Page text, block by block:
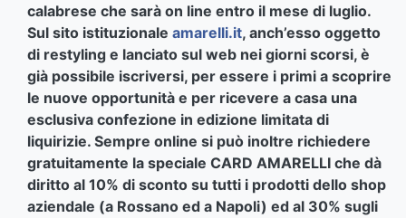
calabrese che sarà on line entro il mese di luglio.
Sul sito istituzionale amarelli.it, anch’esso oggetto
di restyling e lanciato sul web nei giorni scorsi, è
già possibile iscriversi, per essere i primi a scoprire
le nuove opportunità e per ricevere a casa una
esclusiva confezione in edizione limitata di
liquirizie. Sempre online si può inoltre richiedere
gratuitamente la speciale CARD AMARELLI che dà
diritto al 10% di sconto su tutti i prodotti dello shop
aziendale (a Rossano ed a Napoli) ed al 30% sugli